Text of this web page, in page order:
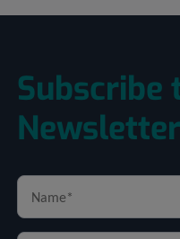
Subscribe
Newsletter